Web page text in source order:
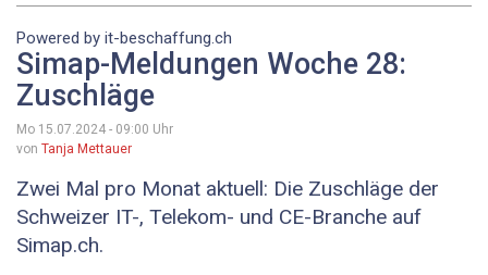
Powered by it-beschaffung.ch
Simap-Meldungen Woche 28:
Zuschläge
Mo 15.07.2024 - 09:00 Uhr
von Tanja Mettauer
Zwei Mal pro Monat aktuell: Die Zuschläge der
Schweizer IT-, Telekom- und CE-Branche auf
Simap.ch.